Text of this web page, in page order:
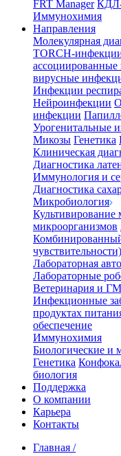
FRT Manager
Иммунохимия
Направления
Молекулярная
TORCH-
вирусные
Инфекции
Нейроинфекции
инфекции
Урогенитальные
Микозы Генетика
Клиническая
Диагностика
Иммунология и
Диагностика
Микробиология
Культивирование
микроорганизмов
чувствительности)
Лабораторная
Лабораторные
Ветеринария и
Инфекционные
продуктах
обеспечение
Иммунохимия
Биологические и
Генетика
биология
Поддержка
О компании
Карьера
Контакты
Главная /